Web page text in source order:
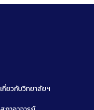
เกี่ยวกับวิทยาลัยฯ